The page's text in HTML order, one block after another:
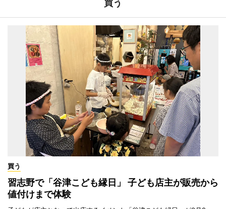
買う
買う
習志野で「谷津こども縁日」 子ども店主が販売から
値付けまで体験